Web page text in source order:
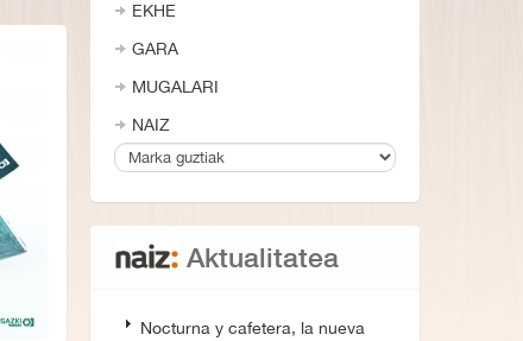
EKHE
GARA
MUGALARI
NAIZ
Aktualitatea
Nocturna y cafetera, la nueva